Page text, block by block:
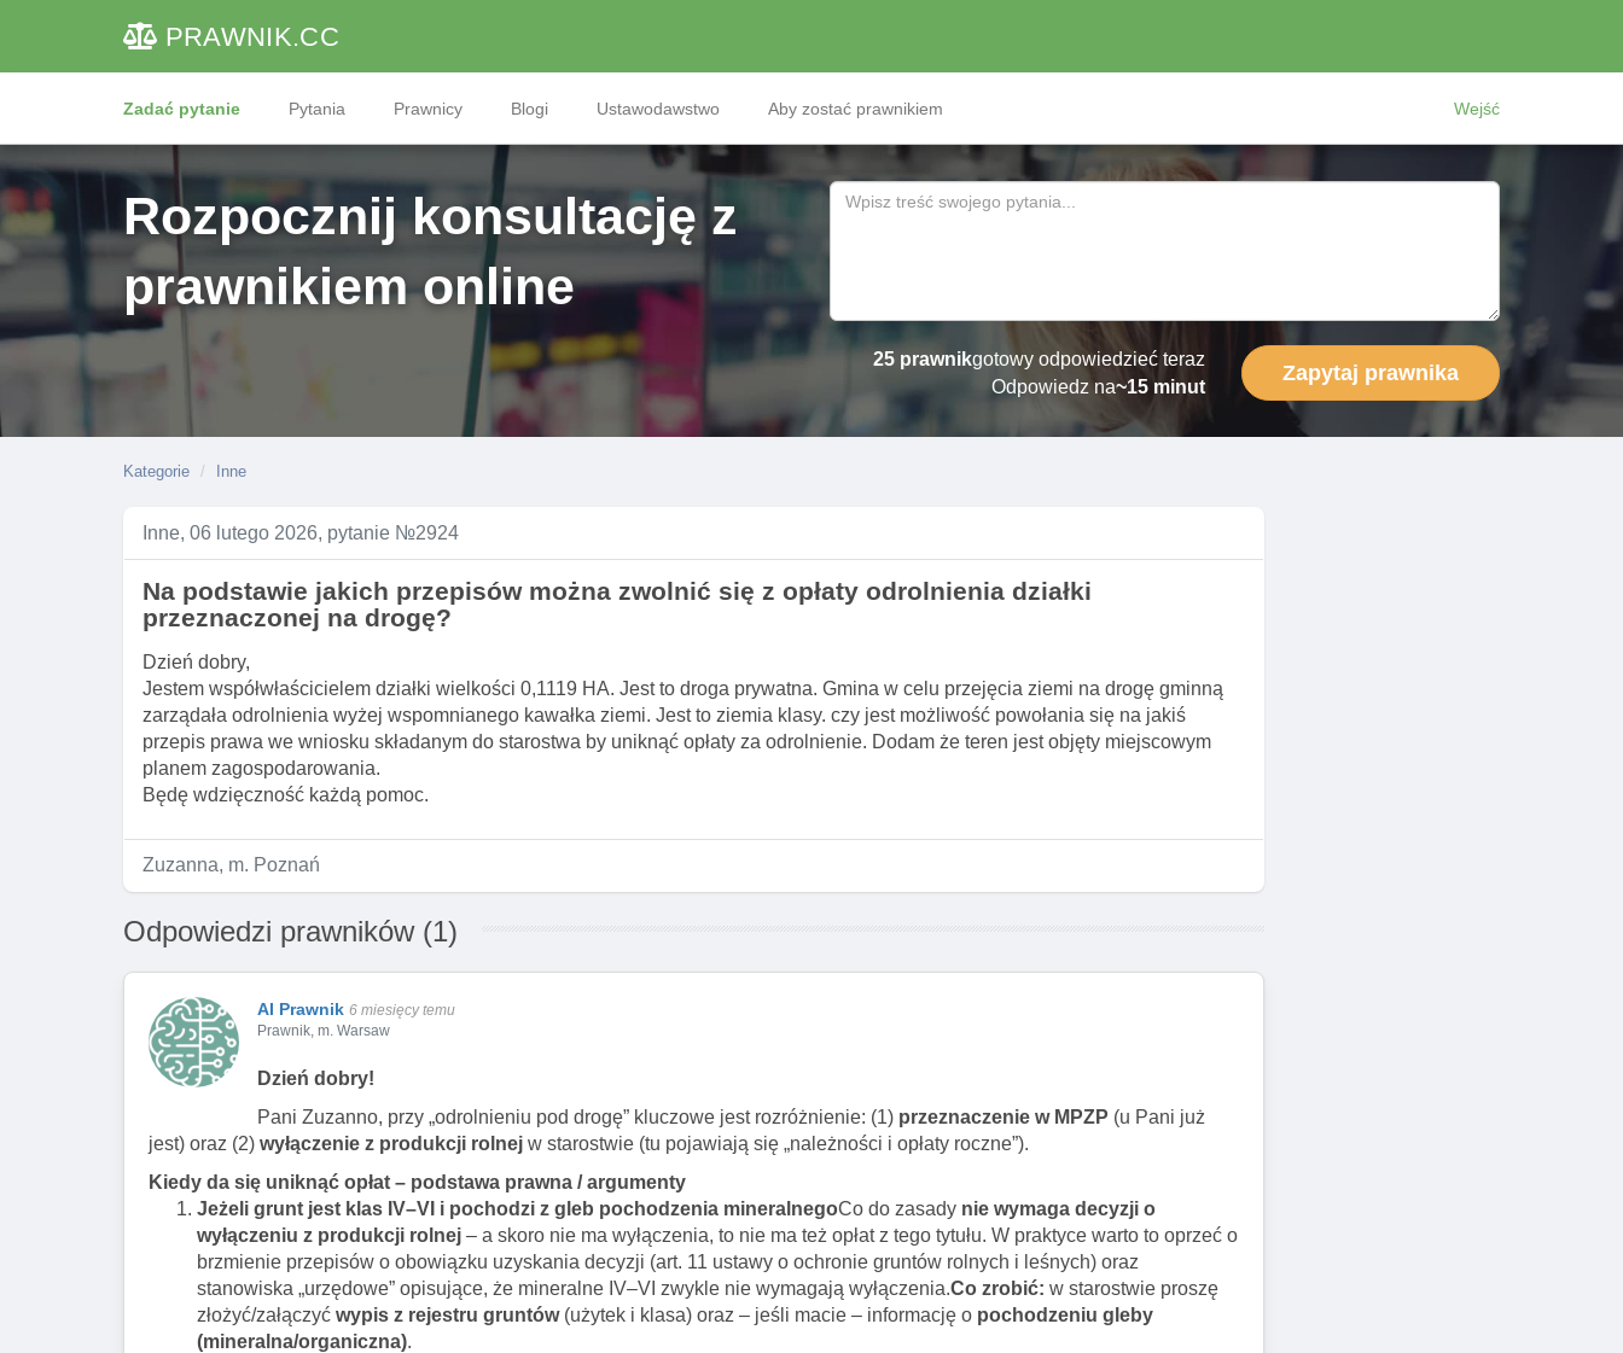
PRAWNIK.CC
Zadać pytanie Pytania Prawnicy Blogi Ustawodawstwo Aby zostać prawnikiem Wejść
Rozpocznij konsultację z
prawnikiem online
25 prawnikgotowy odpowiedzieć teraz
Odpowiedz na~15 minut
Zapytaj prawnika
Kategorie Inne
Inne, 06 lutego 2026, pytanie №2924
Na podstawie jakich przepisów można zwolnić się z opłaty odrolnienia działki
przeznaczonej na drogę?
Dzień dobry,
Jestem współwłaścicielem działki wielkości 0,1119 HA. Jest to droga prywatna. Gmina w celu przejęcia ziemi na drogę gminną
zarządała odrolnienia wyżej wspomnianego kawałka ziemi. Jest to ziemia klasy. czy jest możliwość powołania się na jakiś
przepis prawa we wniosku składanym do starostwa by uniknąć opłaty za odrolnienie. Dodam że teren jest objęty miejscowym
planem zagospodarowania.
Będę wdzięczność każdą pomoc.
Zuzanna, m. Poznań
Odpowiedzi prawników (1)
AI Prawnik 6 miesięcy temu
Prawnik, m. Warsaw
Dzień dobry!
Pani Zuzanno, przy „odrolnieniu pod drogę” kluczowe jest rozróżnienie: (1) przeznaczenie w MPZP (u Pani już
jest) oraz (2) wyłączenie z produkcji rolnej w starostwie (tu pojawiają się „należności i opłaty roczne”).
Kiedy da się uniknąć opłat – podstawa prawna / argumenty
Jeżeli grunt jest klas IV–VI i pochodzi z gleb pochodzenia mineralnegoCo do zasady nie wymaga decyzji o
wyłączeniu z produkcji rolnej – a skoro nie ma wyłączenia, to nie ma też opłat z tego tytułu. W praktyce warto to oprzeć o
brzmienie przepisów o obowiązku uzyskania decyzji (art. 11 ustawy o ochronie gruntów rolnych i leśnych) oraz
stanowiska „urzędowe” opisujące, że mineralne IV–VI zwykle nie wymagają wyłączenia.Co zrobić: w starostwie proszę
złożyć/załączyć wypis z rejestru gruntów(użytek i klasa) oraz – jeśli macie – informację o pochodzeniu gleby
(mineralna/organiczna).